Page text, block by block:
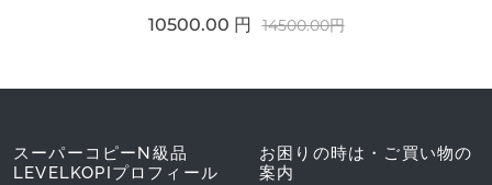
10500.00 円 14500.00円
スーパーコピーN級品
LEVELKOPIプロフィール
お困りの時は・ご買い物の
案内